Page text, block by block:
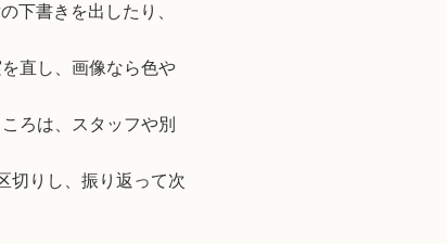
下書きを出したり、
直し、画像なら色や
ろは、スタッフや別
切りし、振り返って次